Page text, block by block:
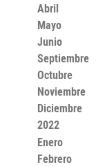
Abril
Mayo
Junio
Septiembre
Octubre
Noviembre
Diciembre
2022
Enero
Febrero